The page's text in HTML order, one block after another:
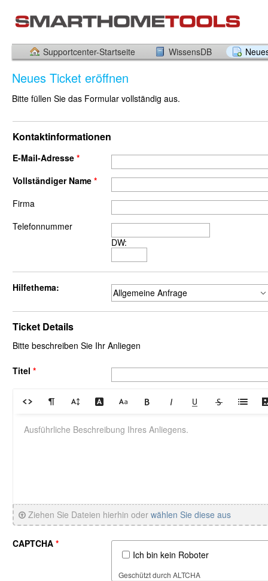
Supportcenter-Startseite WissensDB
Neues Ticket eröffnen
Bitte füllen Sie das Formular vollständig aus.
Kontaktinformationen
E-Mail-Adresse *
Vollständiger Name *
Firma
Telefonnummer
DW:
Hilfethema:
Ticket Details
Bitte beschreiben Sie Ihr Anliegen
Titel *
Ziehen Sie Dateien hierhin oder wählen Sie diese aus
CAPTCHA *
Ich bin kein Roboter
Geschützt durchALTCHA